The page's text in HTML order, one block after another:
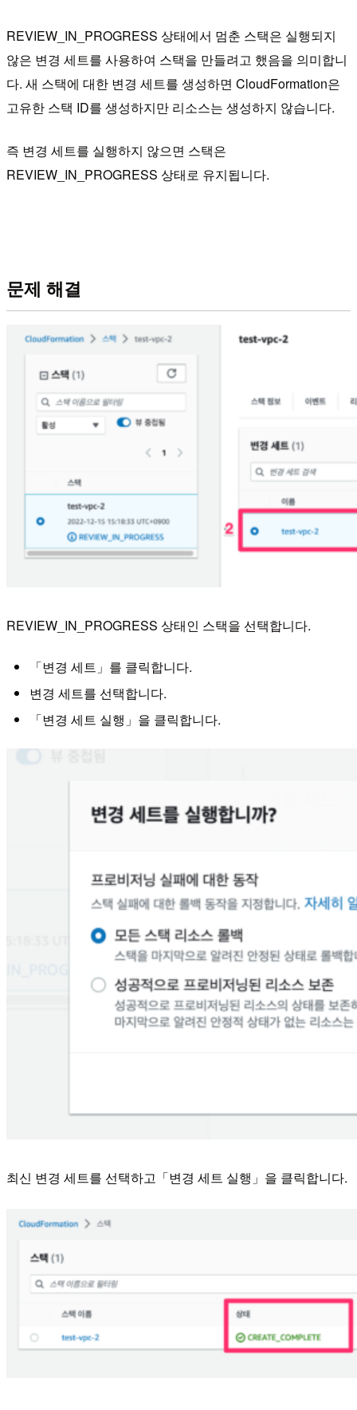
REVIEW_IN_PROGRESS 상태에서 멈춘 스택은 실행되지
않은 변경 세트를 사용하여 스택을 만들려고 했음을 의미합니
다. 새 스택에 대한 변경 세트를 생성하면 CloudFormation은
고유한 스택 ID를 생성하지만 리소스는 생성하지 않습니다.
즉 변경 세트를 실행하지 않으면 스택은
REVIEW_IN_PROGRESS 상태로 유지됩니다.
문제 해결
REVIEW_IN_PROGRESS 상태인 스택을 선택합니다.
「변경 세트」를 클릭합니다.
변경 세트를 선택합니다.
「변경 세트 실행」을 클릭합니다.
최신 변경 세트를 선택하고「변경 세트 실행」을 클릭합니다.